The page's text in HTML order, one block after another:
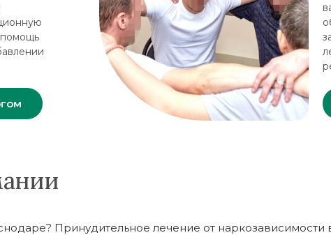
Принудительное лечение от